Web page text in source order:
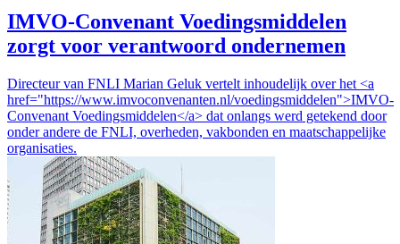
IMVO-Convenant Voedingsmiddelen
zorgt voor verantwoord ondernemen
Directeur van FNLI Marian Geluk vertelt inhoudelijk over het <a
href="https://www.imvoconvenanten.nl/voedingsmiddelen">IMVO-
Convenant Voedingsmiddelen</a> dat onlangs werd getekend door
onder andere de FNLI, overheden, vakbonden en maatschappelijke
organisaties.